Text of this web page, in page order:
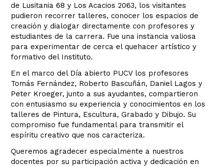
de Lusitania 68 y Los Acacios 2063, los visitantes
pudieron recorrer talleres, conocer los espacios de
creación y dialogar directamente con profesores y
estudiantes de la carrera. Fue una instancia valiosa
para experimentar de cerca el quehacer artístico y
formativo del Instituto.
En el marco del Día abierto PUCV los profesores
Tomás Fernández, Roberto Bascuñán, Daniel Lagos y
Peter Kroeger, junto a sus ayudantes, compartieron
con entusiasmo su experiencia y conocimientos en los
talleres de Pintura, Escultura, Grabado y Dibujo. Su
compromiso fue fundamental para transmitir el
espíritu creativo que nos caracteriza.
Queremos agradecer especialmente a nuestros
docentes por su participación activa y dedicación en